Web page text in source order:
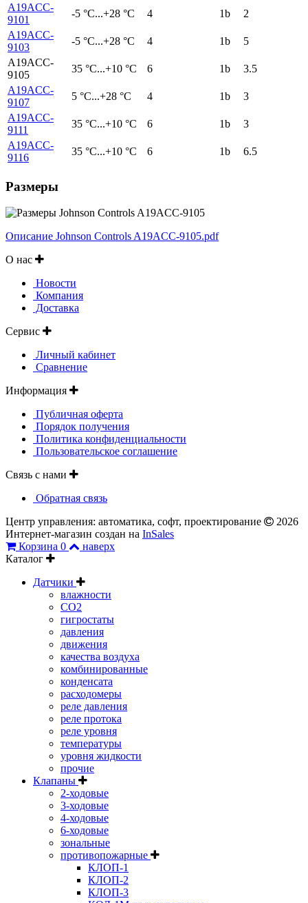
A19ACC-
9101
-5 °С...+28 °С 4 1b
2
A19ACC-
9103
-5 °С...+28 °С 4 1b
5
A19ACC-
9105
35 °С...+10 °С 6 1b
3.5
A19ACC-
9107
5 °С...+28 °С 4 1b
3
A19ACC-
9111
35 °С...+10 °С 6 1b
3
A19ACC-
9116
35 °С...+10 °С 6 1b 6.5
Размеры
Описание Johnson Controls A19ACC-9105.pdf
О нас
Новости
Компания
Доставка
Сервис
Личный кабинет
Сравнение
Информация
Публичная оферта
Порядок получения
Политика конфиденциальности
Пользовательское соглашение
Связь с нами
Обратная связь
Центр управления: автоматика, софт, проектирование
2026
Интернет-магазин создан на InSales
Корзина 0
наверх
Каталог
Датчики
влажности
CO2
гигростаты
давления
движения
качества воздуха
комбинированные
конденсата
расходомеры
реле давления
реле протока
реле уровня
температуры
уровня жидкости
прочие
Клапаны
2-ходовые
3-ходовые
4-ходовые
6-ходовые
зональные
противопожарные
КЛОП-1
КЛОП-2
КЛОП-3